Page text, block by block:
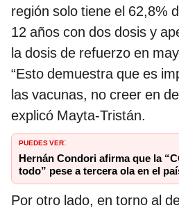
región solo tiene el 62,8%
12 años con dos dosis y
la dosis de refuerzo en
“Esto demuestra que es
las vacunas, no creer en
explicó Mayta-Tristán.
PUEDES VER:
Hernán Condori afirma que la
todo” pese a tercera ola en el
Por otro lado, en torno al